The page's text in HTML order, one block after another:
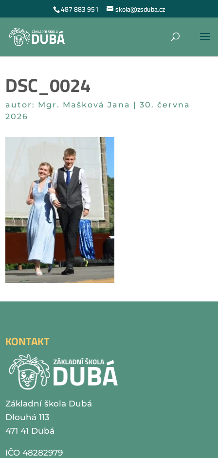
487 883 951 skola@zsduba.cz
DSC_0024
autor: Mgr. Mašková Jana |30. června
2026
KONTAKT
Základní škola Dubá
Dlouhá 113
471 41 Dubá
IČO 48282979